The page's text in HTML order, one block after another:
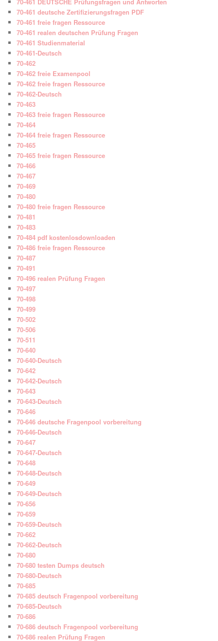
70-461 deutsche Zertifizierungsfragen PDF
70-461 freie fragen Ressource
70-461 realen deutschen Prüfung Fragen
70-461 Studienmaterial
70-461-Deutsch
70-462
70-462 freie Examenpool
70-462 freie fragen Ressource
70-462-Deutsch
70-463
70-463 freie fragen Ressource
70-464
70-464 freie fragen Ressource
70-465
70-465 freie fragen Ressource
70-466
70-467
70-469
70-480
70-480 freie fragen Ressource
70-481
70-483
70-484 pdf kostenlosdownloaden
70-486 freie fragen Ressource
70-487
70-491
70-496 realen Prüfung Fragen
70-497
70-498
70-499
70-502
70-506
70-511
70-640
70-640-Deutsch
70-642
70-642-Deutsch
70-643
70-643-Deutsch
70-646
70-646 deutsche Fragenpool vorbereitung
70-646-Deutsch
70-647
70-647-Deutsch
70-648
70-648-Deutsch
70-649
70-649-Deutsch
70-656
70-659
70-659-Deutsch
70-662
70-662-Deutsch
70-680
70-680 testen Dumps deutsch
70-680-Deutsch
70-685
70-685 deutsch Fragenpool vorbereitung
70-685-Deutsch
70-686
70-686 deutsch Fragenpool vorbereitung
70-686 realen Prüfung Fragen